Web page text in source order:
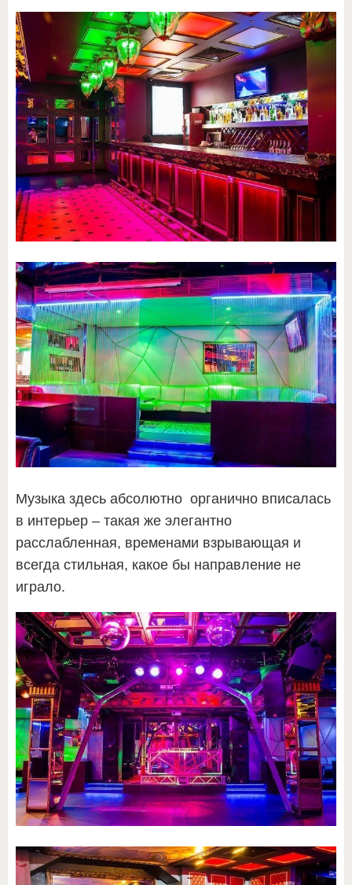
Музыка здесь абсолютно органично вписалась
в интерьер – такая же элегантно
расслабленная, временами взрывающая и
всегда стильная, какое бы направление не
играло.